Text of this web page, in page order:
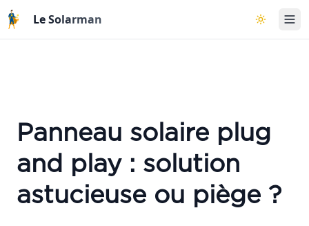
Aller au contenu principal
Le Solarman Basculer
»Comment
estimer vos économies
Conseils pour choisir lemeilleur matériel
»Éviter les pièges et arnaquesdu marché
S'installer au bon prix en 2025 !
Panneau solaire plug
and play : solution
astucieuse ou piège ?